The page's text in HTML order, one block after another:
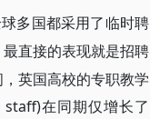
多国都采用了临时聘
直接的表现就是招聘
英国高校的专职教学
在同期仅增长了